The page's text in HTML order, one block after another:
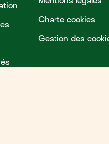
Charte cookies
Gestion des